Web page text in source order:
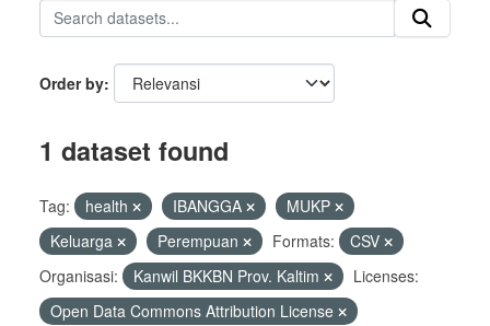
Order by
1 dataset found
Tag: health IBANGGA
MUKP
Keluarga
Perempuan Formats:
CSV
Organisasi:
Kanwil BKKBN Prov. Kaltim
Licenses:
Open Data Commons Attribution License